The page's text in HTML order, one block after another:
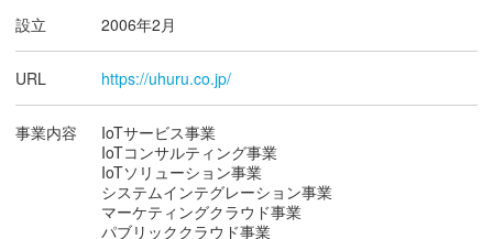
設立 2006年2月
URL https://uhuru.co.jp/
事業内容
IoTサービス事業
IoTコンサルティング事業
IoTソリューション事業
システムインテグレーション事業
マーケティングクラウド事業
パブリッククラウド事業